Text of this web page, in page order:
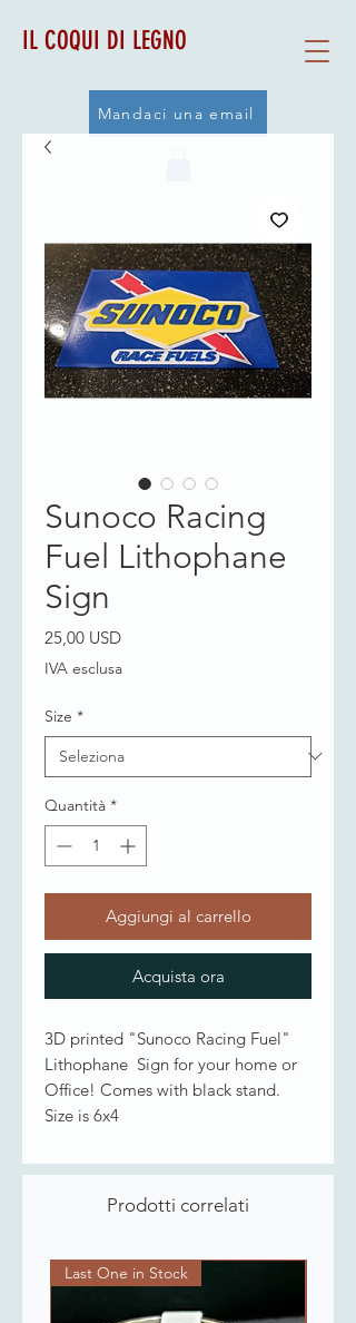
IL COQUI DI LEGNO
Mandaci una email
Sunoco Racing
Fuel Lithophane
Sign
25,00 USDPrezzo
IVA esclusa
Size *
Quantità *
Aggiungi al carrello
Acquista ora
3D printed "Sunoco Racing Fuel"
Lithophane Sign for your home or
Office! Comes with black stand.
Size is 6x4
Prodotti correlati
Last One in Stock